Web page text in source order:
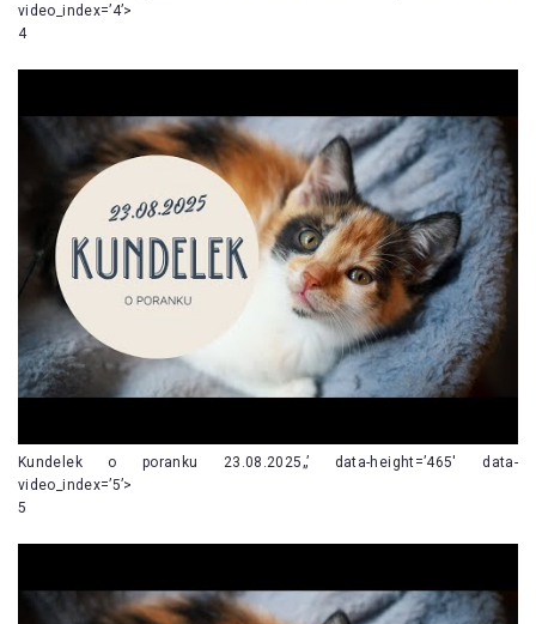
video_index=’4’>
4
Kundelek o poranku 23.08.2025„’ data-height=’465′ data-
video_index=’5’>
5